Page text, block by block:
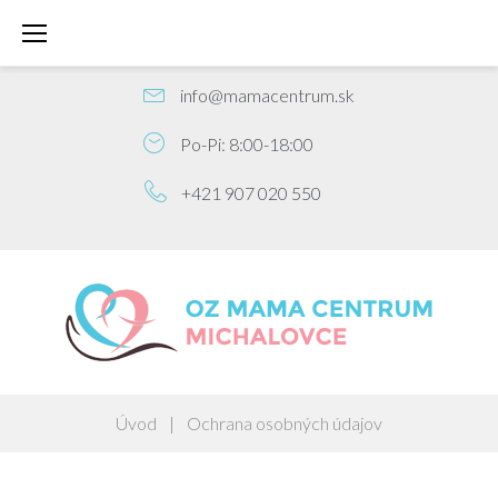
i
info@mamacentrum.sk
Po-Pi: 8:00-18:00
+421 907 020 550
Úvod | Ochrana osobných údajov